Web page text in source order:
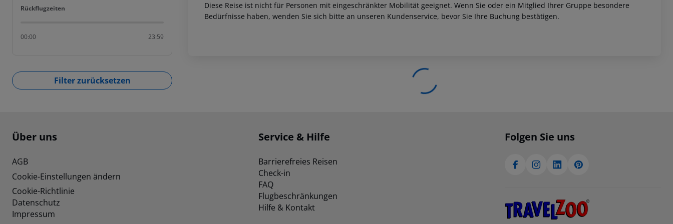
Rückflugzeiten
Rückflugzeiten
00:00 23:59
Filter zurücksetzen
Diese Reise ist nicht für Personen mit eingeschränkter Mobilität geeignet. Wenn Sie oder ein Mitglied Ihrer Gruppe besondere
Bedürfnisse haben, wenden Sie sich bitte an unseren Kundenservice, bevor Sie Ihre Buchung bestätigen.
Footer navigation
Über uns
AGB
Cookie-Einstellungen ändern
Cookie-Richtlinie
Datenschutz
Impressum
Service & Hilfe
Barrierefreies Reisen
Check-in
FAQ
Flugbeschränkungen
Hilfe & Kontakt
Folgen Sie uns